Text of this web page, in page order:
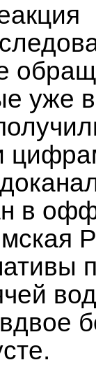
уже
в